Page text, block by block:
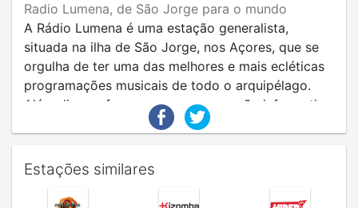
Radio Lumena, de São Jorge para o mundo
A Rádio Lumena é uma estação generalista,
situada na ilha de São Jorge, nos Açores, que se
orgulha de ter uma das melhores e mais ecléticas
programações musicais de todo o arquipélago.
Além disso, oferece uma programação informativa
actualizada regularmente e quase em tempo real,
Estações similares